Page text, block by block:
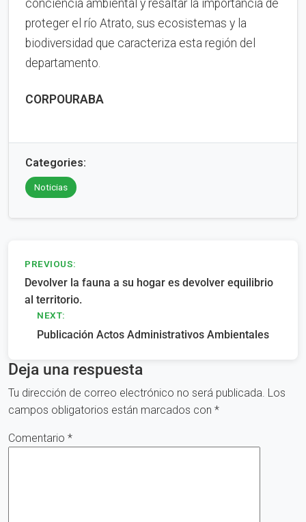
conciencia ambiental y resaltar la importancia de
proteger el río Atrato, sus ecosistemas y la
biodiversidad que caracteriza esta región del
departamento.
CORPOURABA
Categories:
Noticias
Navegación
de
entradas
PREVIOUS:
Devolver la fauna a su hogar es devolver equilibrio
al territorio.
NEXT:
Publicación Actos Administrativos Ambientales
Deja una respuesta
Tu dirección de correo electrónico no será publicada. Los
campos obligatorios están marcados con *
Comentario *